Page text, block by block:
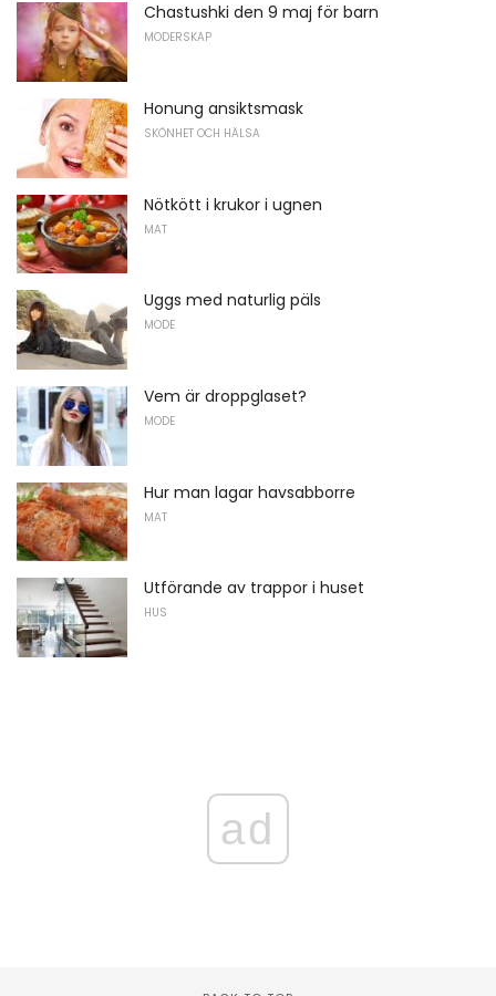
Chastushki den 9 maj för barn
MODERSKAP
Honung ansiktsmask
SKÖNHET OCH HÄLSA
Nötkött i krukor i ugnen
MAT
Uggs med naturlig päls
MODE
Vem är droppglaset?
MODE
Hur man lagar havsabborre
MAT
Utförande av trappor i huset
HUS
ad